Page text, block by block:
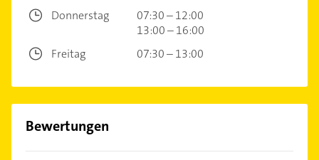
Donnerstag
07:30 – 12:00
13:00 – 16:00
Freitag
07:30 – 13:00
Bewertungen